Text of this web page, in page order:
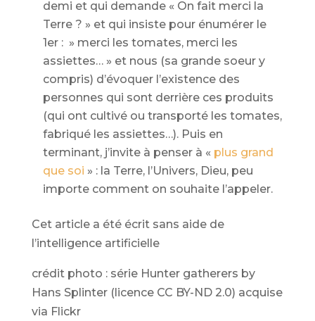
demi et qui demande « On fait merci la
Terre ? » et qui insiste pour énumérer le
1er : » merci les tomates, merci les
assiettes… » et nous (sa grande soeur y
compris) d’évoquer l’existence des
personnes qui sont derrière ces produits
(qui ont cultivé ou transporté les tomates,
fabriqué les assiettes…). Puis en
terminant, j’invite à penser à « plus grand
que soi » : la Terre, l’Univers, Dieu, peu
importe comment on souhaite l’appeler.
Cet article a été écrit sans aide de
l’intelligence artificielle
crédit photo : série Hunter gatherers by
Hans Splinter (licence CC BY-ND 2.0) acquise
via Flickr